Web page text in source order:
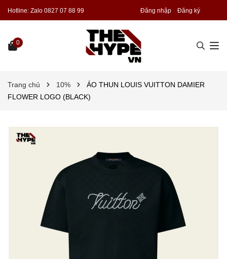
Hotline: Zalo 0827 07 88 99 Đăng nhập Đăng ký
0
Trang chủ 10%
ÁO THUN LOUIS VUITTON DAMIER
FLOWER LOGO (BLACK)